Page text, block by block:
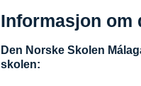
Informasjon om
Den Norske Skolen
skolen: